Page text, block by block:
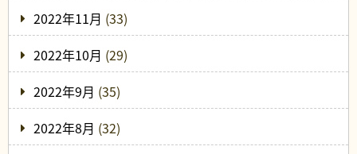
2022年11月 (33)
2022年10月 (29)
2022年9月 (35)
2022年8月 (32)